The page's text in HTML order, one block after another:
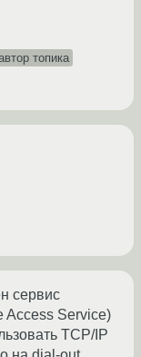
топика
сервис
Access Service)
TCP/IP